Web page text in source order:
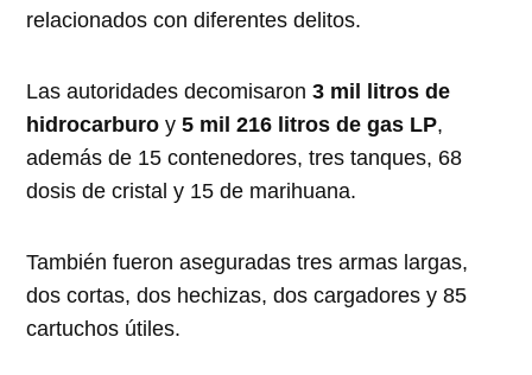
relacionados con diferentes delitos.
Las autoridades decomisaron3 mil litros de
hidrocarburo y5 mil 216 litros de gas LP,
además de 15 contenedores, tres tanques, 68
dosis de cristal y 15 de marihuana.
También fueron aseguradas tres armas largas,
dos cortas, dos hechizas, dos cargadores y 85
cartuchos útiles.